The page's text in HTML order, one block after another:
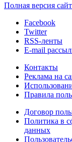
Полная версия
Facebook
Twitter
RSS-ленты
E-mail
Контакты
Реклама на
Правила
Договор
Политика в
данных